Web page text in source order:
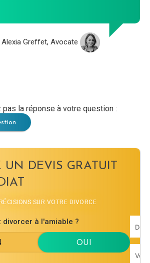
Greffet, Avocate
la réponse à votre question :
UN DEVIS GRATUIT
SUR VOTRE DIVORCE
divorcer à l'amiable ?